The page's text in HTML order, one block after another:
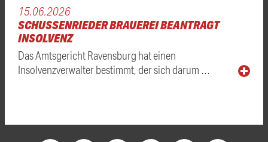
15.06.2026
SCHUSSENRIEDER BRAUEREI BEANTRAGT
INSOLVENZ
Das Amtsgericht Ravensburg hat einen
Insolvenzverwalter bestimmt, der sich darum …